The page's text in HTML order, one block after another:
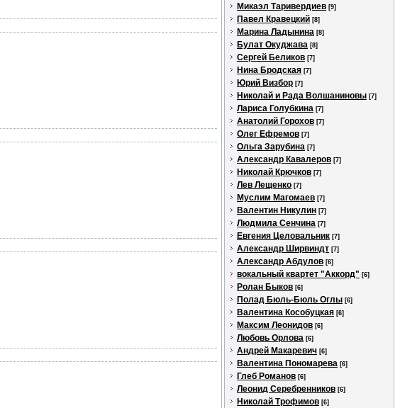
Микаэл Таривердиев [9]
Павел Кравецкий [8]
Марина Ладынина [8]
Булат Окуджава [8]
Сергей Беликов [7]
Нина Бродская [7]
Юрий Визбор [7]
Николай и Рада Волшаниновы [7]
Лариса Голубкина [7]
Анатолий Горохов [7]
Олег Ефремов [7]
Ольга Зарубина [7]
Александр Кавалеров [7]
Николай Крючков [7]
Лев Лещенко [7]
Муслим Магомаев [7]
Валентин Никулин [7]
Людмила Сенчина [7]
Евгения Целовальник [7]
Александр Ширвиндт [7]
Александр Абдулов [6]
вокальный квартет "Аккорд" [6]
Ролан Быков [6]
Полад Бюль-Бюль Оглы [6]
Валентина Кособуцкая [6]
Максим Леонидов [6]
Любовь Орлова [6]
Андрей Макаревич [6]
Валентина Пономарева [6]
Глеб Романов [6]
Леонид Серебренников [6]
Николай Трофимов [6]